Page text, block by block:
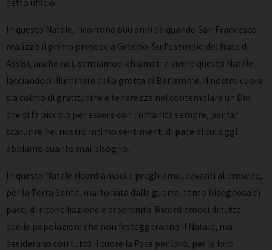
In questo Natale, ricorrono 800 anni da quando San Francesco
realizzò il primo presepe a Greccio. Sull’esempio del frate di
Assisi, anche noi, sentiamoci chiamati a vivere questo Natale
lasciandoci illuminare dalla grotta di Betlemme. Il nostro cuore
sia colmo di gratitudine e tenerezza nel contemplare un Dio
che si fa piccolo per essere con l’umanità sempre, per far
scaturire nel nostro intimo sentimenti di pace di cui oggi
abbiamo quanto mai bisogno.
In questo Natale ricordiamoci e preghiamo, davanti al presepe,
per la Terra Santa, martoriata dalla guerra, tanto bisognosa di
pace, di riconciliazione e di serenità. Ricordiamoci di tutte
quelle popolazioni che non festeggeranno il Natale, ma
desiderano con tutto il cuore la Pace per loro, per le loro